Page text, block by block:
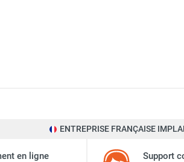
ENTREPRISE FRANÇAISE
en ligne
Support